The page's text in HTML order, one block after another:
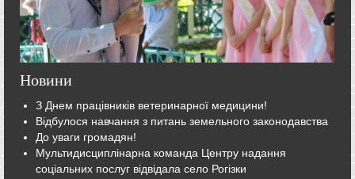
Новини
З Днем працівників ветеринарної медицини!
Відбулося навчання з питань земельного законодавства
До уваги громадян!
Мультидисциплінарна команда Центру надання
соціальних послуг відвідала село Рогізки